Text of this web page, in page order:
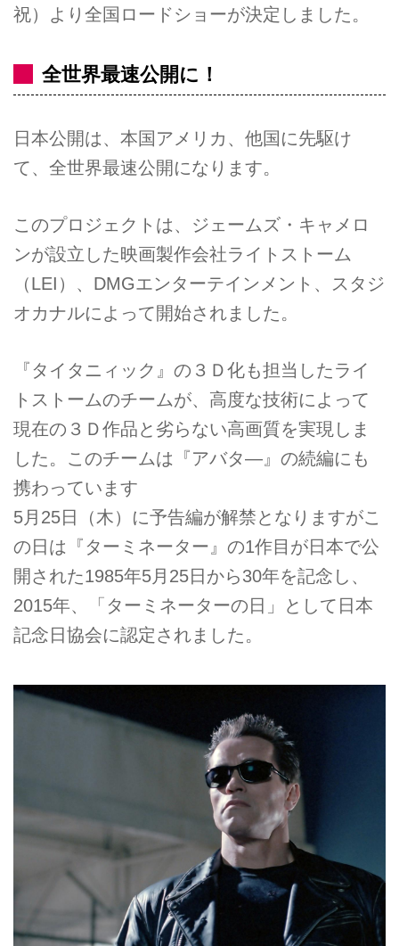
祝）より全国ロードショーが決定しました。
全世界最速公開に！
日本公開は、本国アメリカ、他国に先駆け
て、全世界最速公開になります。
このプロジェクトは、ジェームズ・キャメロ
ンが設立した映画製作会社ライトストーム
（LEI）、DMGエンターテインメント、スタジ
オカナルによって開始されました。
『タイタニィック』の３Ｄ化も担当したライ
トストームのチームが、高度な技術によって
現在の３Ｄ作品と劣らない高画質を実現しま
した。このチームは『アバタ―』の続編にも
携わっています
5月25日（木）に予告編が解禁となりますがこ
の日は『ターミネーター』の1作目が日本で公
開された1985年5月25日から30年を記念し、
2015年、「ターミネーターの日」として日本
記念日協会に認定されました。